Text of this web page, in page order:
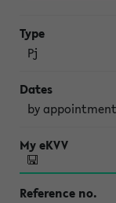
Pj
by appointment